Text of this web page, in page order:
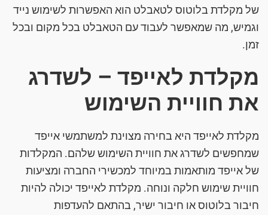
של מקלדת בלוטוס לטאבלט הוא האפשרות לשימוש נייד
וגמיש, מה שמאפשר לעבוד עם הטאבלט בכל מקום ובכל
זמן.
מקלדת לאייפד – לשדרג
את חוויית השימוש
מקלדת לאייפד היא בחירה מצוינת למשתמשי אייפד
שמחפשים לשדרג את חוויית השימוש שלהם. המקלדות
של אייפד מותאמות במיוחד למכשירי החברה ומציעות
חוויית שימוש חלקה ונוחה. מקלדת לאייפד יכולה להיות
חיבור בלוטוס או חיבור ישיר, בהתאם להעדפות